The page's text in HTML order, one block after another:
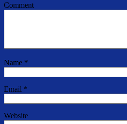
Comment
Name *
Email *
Website